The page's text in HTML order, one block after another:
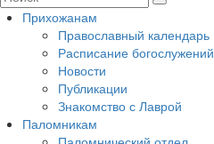
Прихожанам
Православный календарь
Расписание богослужений
Новости
Публикации
Знакомство с Лаврой
Паломникам